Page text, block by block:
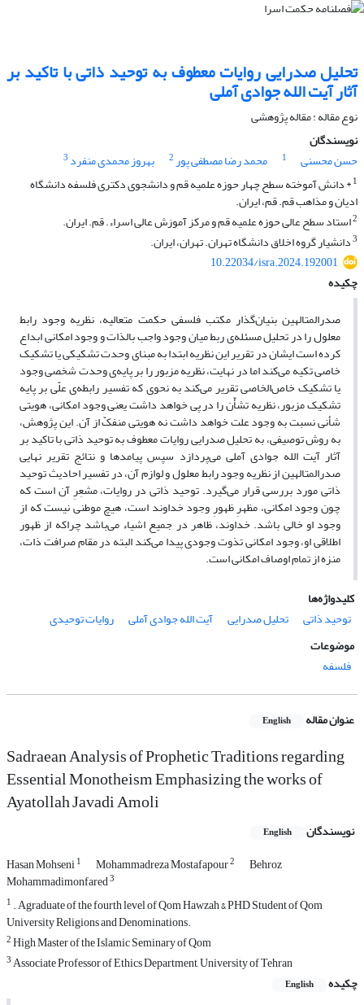
تحلیل صدرایی روایات معطوف به توحید ذاتی با تاکید بر
آثار آیت الله جوادی آملی
نوع مقاله : مقاله پژوهشی
نویسندگان
حسن محسنی
1 محمد رضا مصطفی پور2 بهروز محمدی منفرد 3
1* دانش آموخته سطح چهار حوزه علمیه قم و دانشجوی دکتری فلسفه دانشگاه
ادیان و مذاهب قم. قم، ایران.
2استاد سطح عالی حوزه علمیه قم و مرکز آموزش عالی اسراء. قم. ایران.
3دانشیار گروه اخلاق دانشگاه تهران. تهران، ایران.
10.22034/isra.2024.192001
چکیده
صدرالمتالهین بنیان‌گذار مکتب فلسفی حکمت متعالیه، نظریه وجود رابط
معلول را در تحلیل مسئله‌ی ربط میان وجود واجب بالذات و وجود امکانی ابداع
کرده است ایشان در تقریر این نظریه ابتدا به مبنای وحدت تشکیکی یا تشکیک
خاصی تکیه می‌کند اما در نهایت، نظریه مزبور را بر پایه‌ی وحدت شخصی وجود
یا تشکیک خاص‌الخاصی تقریر می‌کند به نحوی که تفسیر رابطه‌ی علّی بر پایه
تشکیک مزبور، نظریه تشأّن را در پی خواهد داشت یعنی وجود امکانی، هویتی
شأنی نسبت به وجود علت خواهد داشت نه هویتی منفکّ از آن. این پژوهش،
به روش توصیفی‌، به تحلیل صدرایی روایات معطوف به توحید ذاتی با تاکید بر
آثار آیت الله جوادی آملی می‌پردازد سپس پیامدها و نتائج تقریر نهایی
صدرالمتالهین از نظریه وجود رابط معلول و لوازم آن، در تفسیر احادیث توحید
ذاتی مورد بررسی قرار می‌گیرد. توحید ذاتی در روایات، مشعِرِ آن است که
چون وجود امکانی، مظهرِ ظهورِ وجود خداوند است، هیچ موطنی نیست که از
وجود او خالی باشد. خداوند، ظاهر در جمیع اشیاء می‌باشد چراکه از ظهور
اطلاقی او، وجود امکانی تذوت وجودی پیدا‌ می‌کند البته در مقام صرافت ذات،
منزه از تمام اوصاف امکانی است.
کلیدواژه‌ها
توحید ذاتی
تحلیل صدرایی آیت الله جوادی آملی
روایات توحیدی
موضوعات
فلسفه
عنوان مقاله English
Sadraean Analysis of Prophetic Traditions regarding
Essential Monotheism Emphasizing the works of
Ayatollah Javadi Amoli
نویسندگان English
Hasan Mohseni1 Mohammadreza Mostafapour2 Behroz
Mohammadimonfared3
1 . Agraduate of the fourth level of Qom Hawzah & PHD Student of Qom
University Religions and Denominations.
2High Master of the Islamic Seminary of Qom
3Associate Professor of Ethics Department, University of Tehran
چکیده
English